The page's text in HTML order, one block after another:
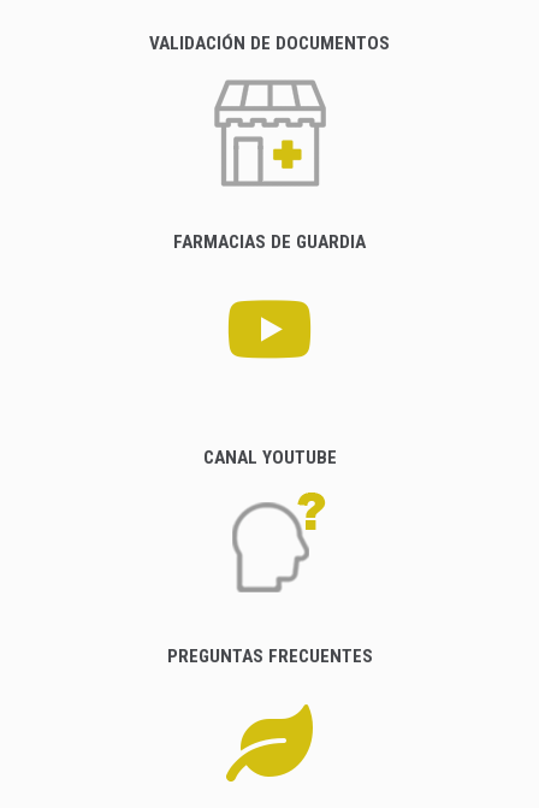
VALIDACIÓN DE DOCUMENTOS
FARMACIAS DE GUARDIA
CANAL YOUTUBE
PREGUNTAS FRECUENTES